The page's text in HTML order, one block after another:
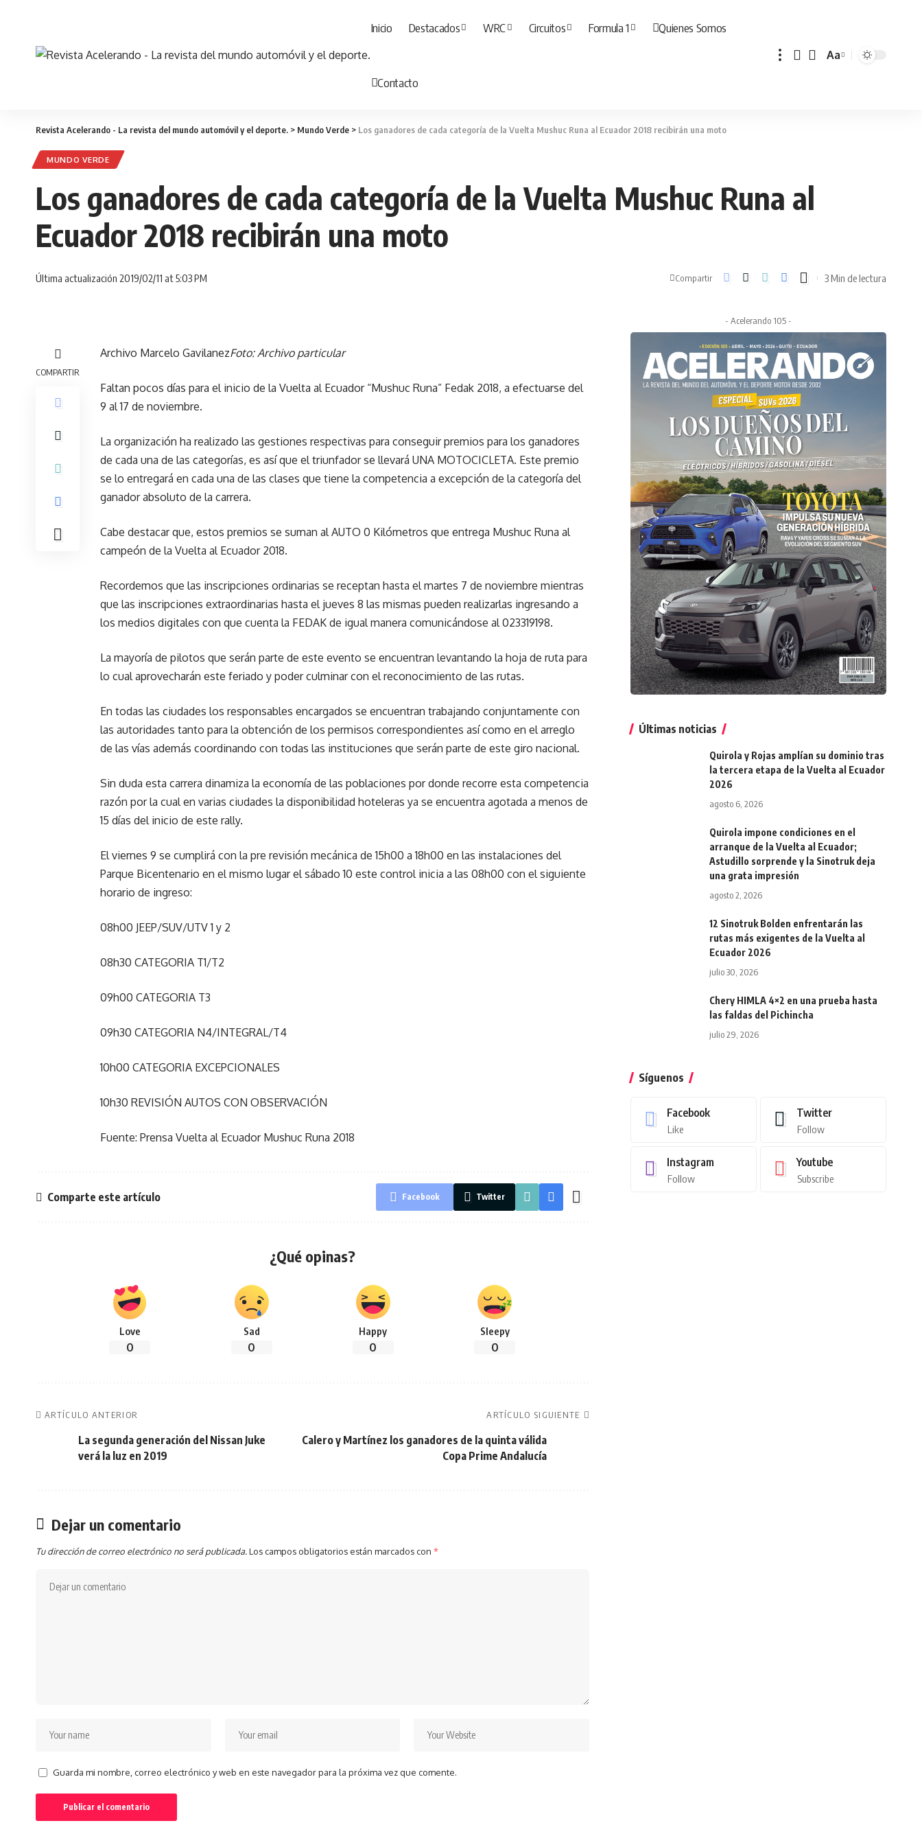
Inicio Destacados WRC Circuitos Formula 1 Quienes Somos
Contacto
Cambiar
Aa
Revista Acelerando - La revista del mundo automóvil y el deporte. > Mundo Verde > Los ganadores de cada categoría de la Vuelta Mushuc Runa al Ecuador 2018 recibirán una moto
MUNDO VERDE
Los ganadores de cada categoría de la Vuelta Mushuc Runa al
Ecuador 2018 recibirán una moto
Última actualización 2019/02/11 at 5:03 PM Compartir 3 Min de lectura
COMPARTIR
Archivo Marcelo GavilanezFoto: Archivo particular
Faltan pocos días para el inicio de la Vuelta al Ecuador “Mushuc Runa” Fedak 2018, a efectuarse del
9 al 17 de noviembre.
La organización ha realizado las gestiones respectivas para conseguir premios para los ganadores
de cada una de las categorías, es así que el triunfador se llevará UNA MOTOCICLETA. Este premio
se lo entregará en cada una de las clases que tiene la competencia a excepción de la categoría del
ganador absoluto de la carrera.
Cabe destacar que, estos premios se suman al AUTO 0 Kilómetros que entrega Mushuc Runa al
campeón de la Vuelta al Ecuador 2018.
Recordemos que las inscripciones ordinarias se receptan hasta el martes 7 de noviembre mientras
que las inscripciones extraordinarias hasta el jueves 8 las mismas pueden realizarlas ingresando a
los medios digitales con que cuenta la FEDAK de igual manera comunicándose al 023319198.
La mayoría de pilotos que serán parte de este evento se encuentran levantando la hoja de ruta para
lo cual aprovecharán este feriado y poder culminar con el reconocimiento de las rutas.
En todas las ciudades los responsables encargados se encuentran trabajando conjuntamente con
las autoridades tanto para la obtención de los permisos correspondientes así como en el arreglo
de las vías además coordinando con todas las instituciones que serán parte de este giro nacional.
Sin duda esta carrera dinamiza la economía de las poblaciones por donde recorre esta competencia
razón por la cual en varias ciudades la disponibilidad hoteleras ya se encuentra agotada a menos de
15 días del inicio de este rally.
El viernes 9 se cumplirá con la pre revisión mecánica de 15h00 a 18h00 en las instalaciones del
Parque Bicentenario en el mismo lugar el sábado 10 este control inicia a las 08h00 con el siguiente
horario de ingreso:
08h00 JEEP/SUV/UTV 1 y 2
08h30 CATEGORIA T1/T2
09h00 CATEGORIA T3
09h30 CATEGORIA N4/INTEGRAL/T4
10h00 CATEGORIA EXCEPCIONALES
10h30 REVISIÓN AUTOS CON OBSERVACIÓN
Fuente: Prensa Vuelta al Ecuador Mushuc Runa 2018
Comparte este artículo Facebook Twitter
¿Qué opinas?
Love
0
Sad
0
Happy
0
Sleepy
0
ARTÍCULO ANTERIOR
La segunda generación del Nissan Juke
verá la luz en 2019
ARTÍCULO SIGUIENTE
Calero y Martínez los ganadores de la quinta válida
Copa Prime Andalucía
Dejar un comentario
Tu dirección de correo electrónico no será publicada.Los campos obligatorios están marcados con *
Guarda mi nombre, correo electrónico y web en este navegador para la próxima vez que comente.
- Acelerando 105 -
Últimas noticias
Quirola y Rojas amplían su dominio tras
la tercera etapa de la Vuelta al Ecuador
2026
agosto 6, 2026
Quirola impone condiciones en el
arranque de la Vuelta al Ecuador;
Astudillo sorprende y la Sinotruk deja
una grata impresión
agosto 2, 2026
12 Sinotruk Bolden enfrentarán las
rutas más exigentes de la Vuelta al
Ecuador 2026
julio 30, 2026
Chery HIMLA 4×2 en una prueba hasta
las faldas del Pichincha
julio 29, 2026
Síguenos
Facebook
Like
Twitter
Follow
Instagram
Follow
Youtube
Subscribe